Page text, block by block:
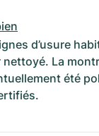
d’usure
La
été